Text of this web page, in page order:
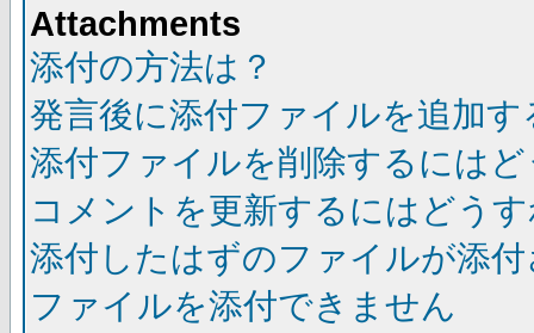
Attachments
添付の方法は？
発言後に添付ファイルを追加
添付ファイルを削除するには
コメントを更新するにはどう
添付したはずのファイルが添
ファイルを添付できません